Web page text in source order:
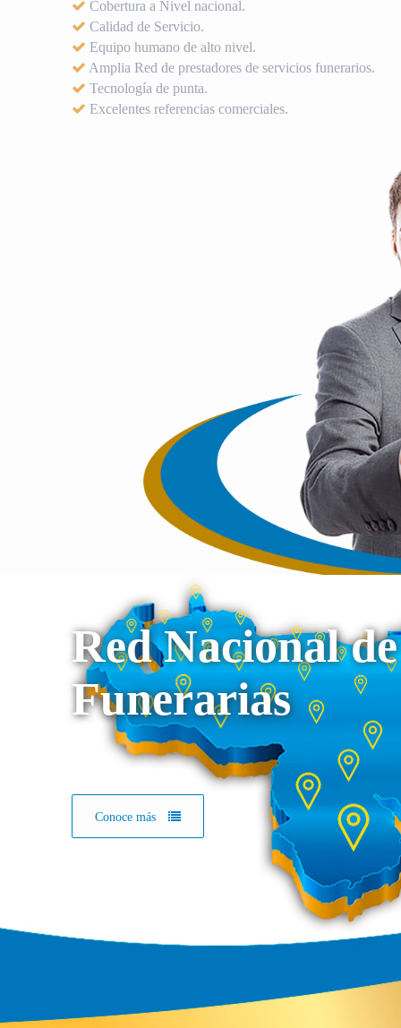
Cobertura a Nivel nacional.
Calidad de Servicio.
Equipo humano de alto nivel.
Amplia Red de prestadores de servicios funerarios.
Tecnología de punta.
Excelentes referencias comerciales.
Red Nacional de
Funerarias
Conoce más